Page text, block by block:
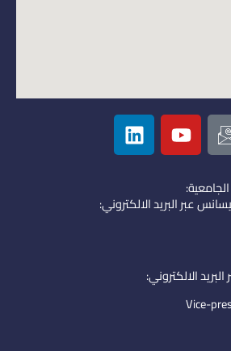
I
c
o
n
-
e
i
l
Y
o
u
u
b
L
i
n
e
d
عبر البريد الالكتروني:
الالكتروني:
Vice-